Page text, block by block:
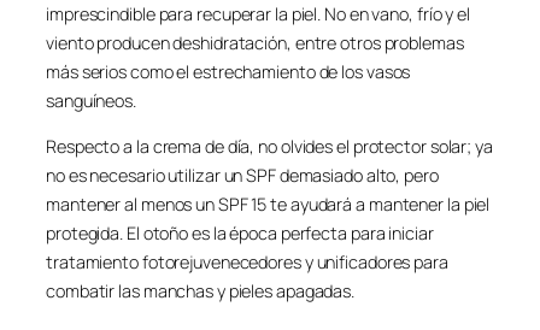
imprescindible para recuperar la piel. No en vano, frío y el
viento producen deshidratación, entre otros problemas
más serios como el estrechamiento de los vasos
sanguíneos.
Respecto a la crema de día, no olvides el protector solar; ya
no es necesario utilizar un SPF demasiado alto, pero
mantener al menos un SPF 15 te ayudará a mantener la piel
protegida. El otoño es la época perfecta para iniciar
tratamiento fotorejuvenecedores y unificadores para
combatir las manchas y pieles apagadas.